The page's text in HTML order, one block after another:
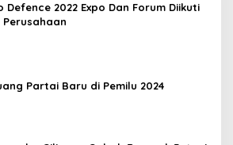
Defence 2022 Expo Dan Forum Diikuti
Perusahaan
Partai Baru di Pemilu 2024